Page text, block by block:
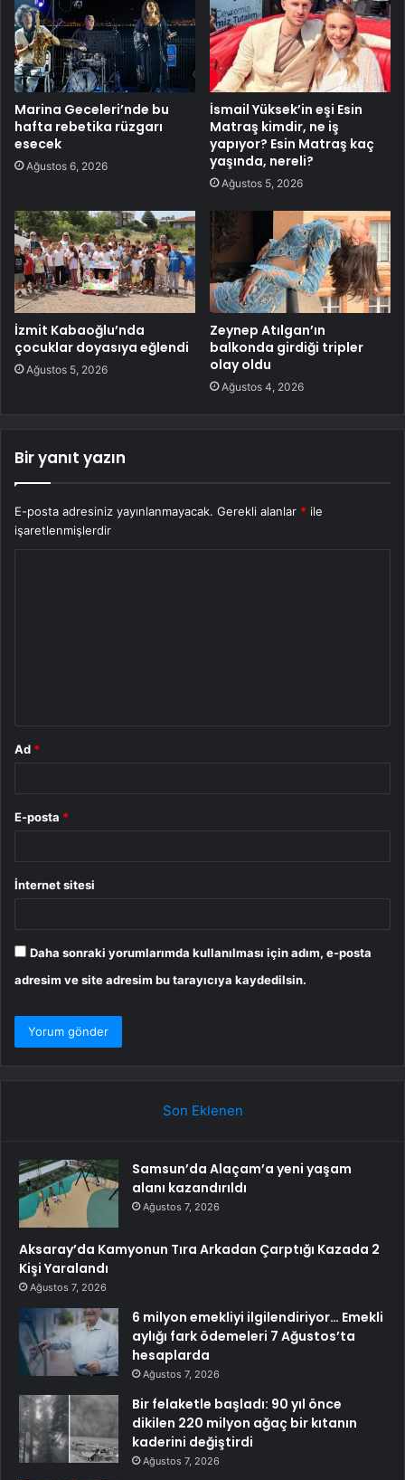
Marina Geceleri’nde bu
hafta rebetika rüzgarı
esecek
Ağustos 6, 2026
İsmail Yüksek’in eşi Esin
Matraş kimdir, ne iş
yapıyor? Esin Matraş kaç
yaşında, nereli?
Ağustos 5, 2026
İzmit Kabaoğlu’nda
çocuklar doyasıya eğlendi
Ağustos 5, 2026
Zeynep Atılgan’ın
balkonda girdiği tripler
olay oldu
Ağustos 4, 2026
Bir yanıt yazın
E-posta adresiniz yayınlanmayacak. Gerekli alanlar * ile
işaretlenmişlerdir
Ad *
E-posta *
İnternet sitesi
Daha sonraki yorumlarımda kullanılması için adım, e-posta
adresim ve site adresim bu tarayıcıya kaydedilsin.
Son Eklenen
Samsun’da Alaçam’a yeni yaşam
alanı kazandırıldı
Ağustos 7, 2026
Aksaray’da Kamyonun Tıra Arkadan Çarptığı Kazada 2
Kişi Yaralandı
Ağustos 7, 2026
6 milyon emekliyi ilgilendiriyor… Emekli
aylığı fark ödemeleri 7 Ağustos’ta
hesaplarda
Ağustos 7, 2026
Bir felaketle başladı: 90 yıl önce
dikilen 220 milyon ağaç bir kıtanın
kaderini değiştirdi
Ağustos 7, 2026